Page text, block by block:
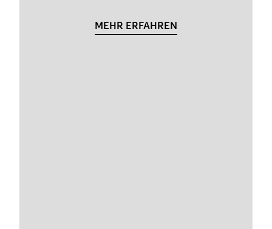
MEHR ERFAHREN